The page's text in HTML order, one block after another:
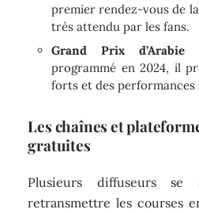
premier rendez-vous de
très attendu par les fans.
Grand Prix d’Arabie
programmé en 2024, il
forts et des performances
Les chaînes et
gratuites
Plusieurs diffuseurs se
retransmettre les courses